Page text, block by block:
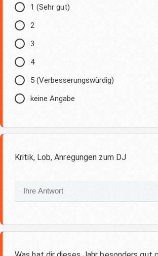
1 (Sehr gut)
2
3
4
5 (Verbesserungswürdig)
keine Angabe
Kritik, Lob, Anregungen zum DJ